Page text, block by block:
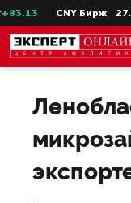
CNY Бирж 27.59